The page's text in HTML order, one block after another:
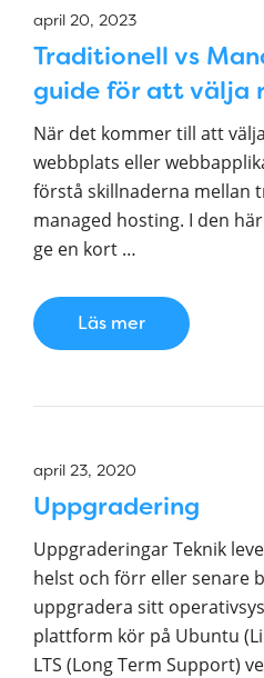
april 20, 2023
Traditionell vs
guide för att välja
När det kommer till att
webbplats eller
förstå skillnaderna mellan
managed hosting. I den
ge en kort …
Läs mer
april 23, 2020
Uppgradering
Uppgraderingar Teknik
helst och förr eller senare
uppgradera sitt
plattform kör på Ubuntu
LTS (Long Term Support)